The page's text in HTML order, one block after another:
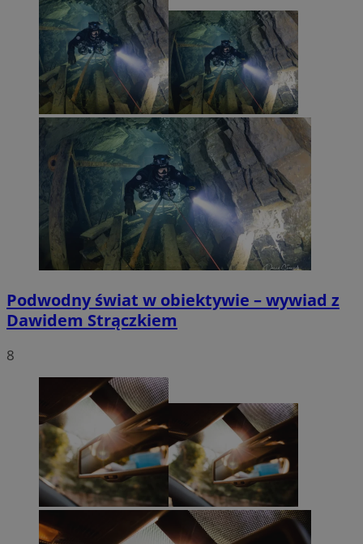
Podwodny świat w obiektywie – wywiad z
Dawidem Strączkiem
8